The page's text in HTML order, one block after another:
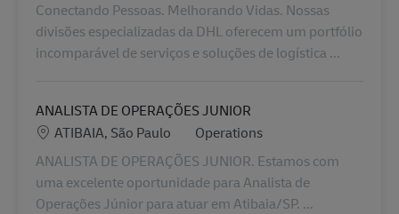
Conectando Pessoas. Melhorando Vidas. Nossas
divisões especializadas da DHL oferecem um portfólio
incomparável de serviços e soluções de logística ...
ANALISTA DE OPERAÇÕES JUNIOR
Locatie
ATIBAIA, São Paulo Categorie
Operations
ANALISTA DE OPERAÇÕES JUNIOR. Estamos com
uma excelente oportunidade para Analista de
Operações Júnior para atuar em Atibaia/SP. ...